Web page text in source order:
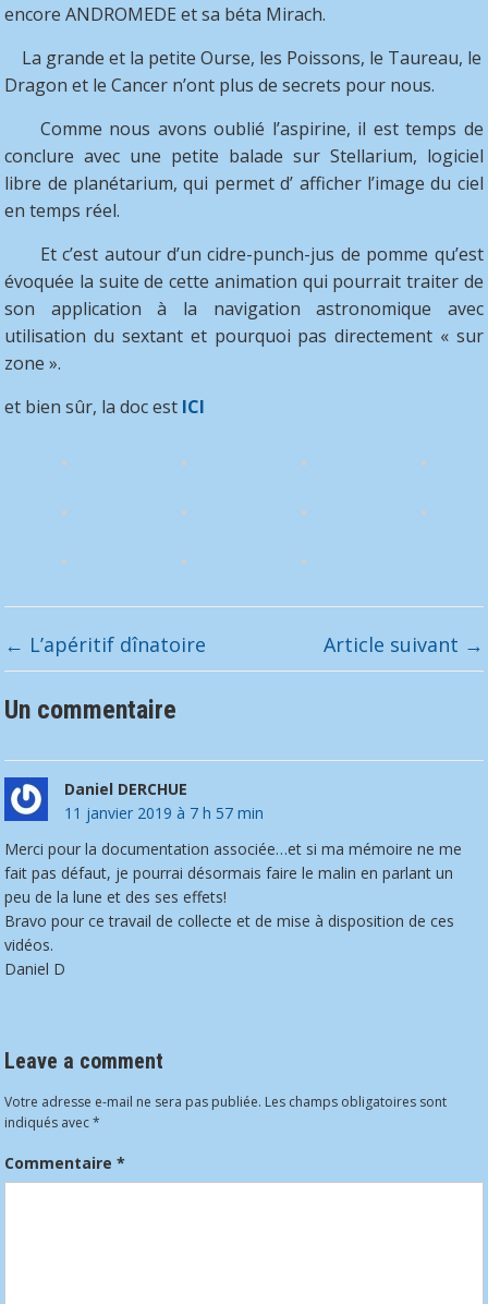
encore ANDROMEDE et sa béta Mirach.
La grande et la petite Ourse, les Poissons, le Taureau, le
Dragon et le Cancer n’ont plus de secrets pour nous.
Comme nous avons oublié l’aspirine, il est temps de
conclure avec une petite balade sur Stellarium, logiciel
libre de planétarium, qui permet d’ afficher l’image du ciel
en temps réel.
Et c’est autour d’un cidre-punch-jus de pomme qu’est
évoquée la suite de cette animation qui pourrait traiter de
son application à la navigation astronomique avec
utilisation du sextant et pourquoi pas directement « sur
zone ».
et bien sûr, la doc est ICI
← L’apéritif dînatoire Article suivant →
Un commentaire
Daniel DERCHUE
11 janvier 2019 à 7 h 57 min
Merci pour la documentation associée…et si ma mémoire ne me
fait pas défaut, je pourrai désormais faire le malin en parlant un
peu de la lune et des ses effets!
Bravo pour ce travail de collecte et de mise à disposition de ces
vidéos.
Daniel D
Leave a comment
Votre adresse e-mail ne sera pas publiée. Les champs obligatoires sont
indiqués avec*
Commentaire*